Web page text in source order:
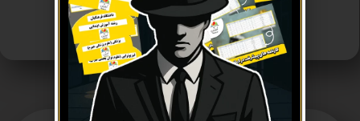
ارتباط از طریق تماس